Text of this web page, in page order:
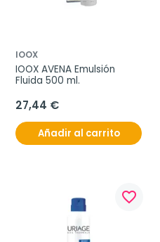
IOOX
IOOX AVENA Emulsión
Fluida 500 ml.
27,44 €
Añadir al carrito
favorite_border